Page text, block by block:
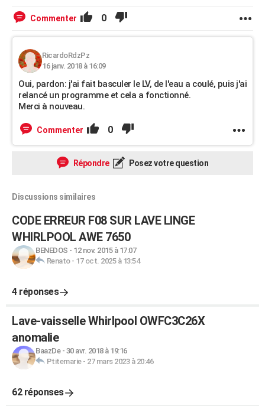
Commenter 0
RicardoRdzPz
16 janv. 2018 à 16:09
Oui, pardon: j'ai fait basculer le LV, de l'eau a coulé, puis j'ai
relancé un programme et cela a fonctionné.
Merci à nouveau.
Commenter 0
Répondre Posez votre question
Discussions similaires
CODE ERREUR F08 SUR LAVE LINGE
WHIRLPOOL AWE 7650
BENEDOS - 12 nov. 2015 à 17:07
Renato- 17 oct. 2025 à 13:54
4 réponses
Lave-vaisselle Whirlpool OWFC3C26X
anomalie
BaazDe- 30 avr. 2018 à 19:16
Ptitemarie- 27 mars 2023 à 20:46
62 réponses